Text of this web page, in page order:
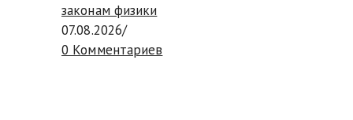
законам физики
07.08.2026/
0 Комментариев